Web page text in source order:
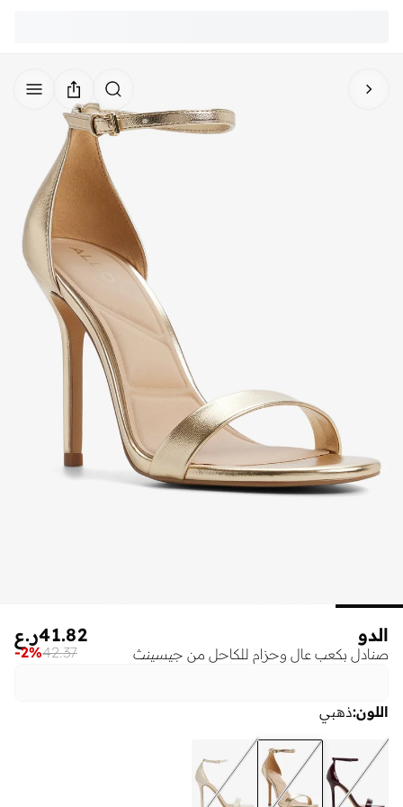
الدو
صنادل بكعب عالٍ وحزام للكاحل من جيسينث
ر.ع41.82
42.37
-2%
اللون:ذهبي